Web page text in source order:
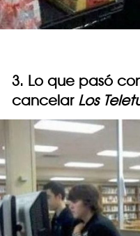
3. Lo que pasó
cancelar Los